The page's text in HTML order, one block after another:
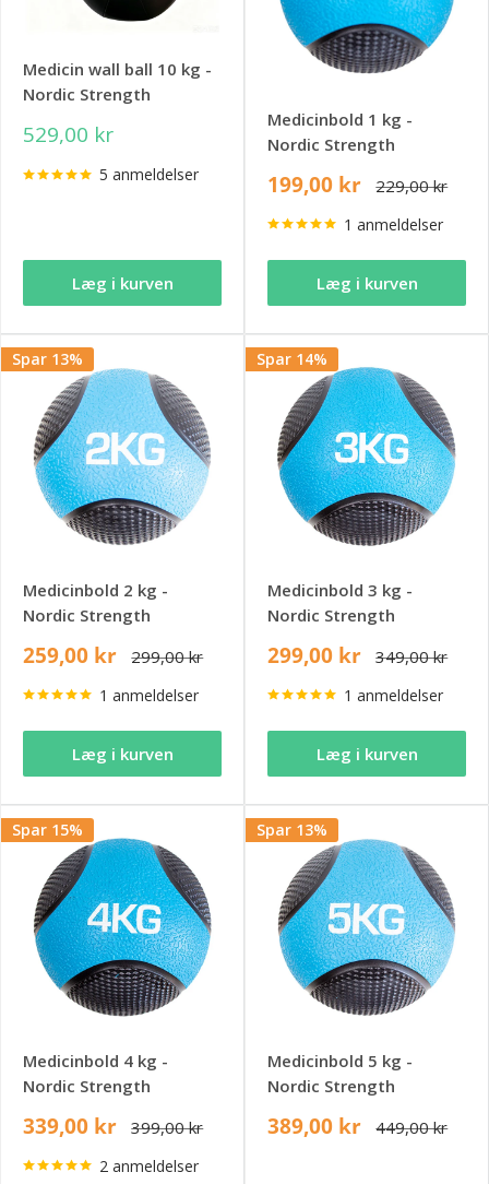
Medicin wall ball 10 kg -
Nordic Strength
529,00 kr
5 anmeldelser
Læg i kurven
Medicinbold 1 kg -
Nordic Strength
199,00 kr 229,00 kr
1 anmeldelser
Læg i kurven
Spar 13%
Medicinbold 2 kg -
Nordic Strength
259,00 kr 299,00 kr
1 anmeldelser
Læg i kurven
Spar 14%
Medicinbold 3 kg -
Nordic Strength
299,00 kr 349,00 kr
1 anmeldelser
Læg i kurven
Spar 15%
Medicinbold 4 kg -
Nordic Strength
339,00 kr 399,00 kr
2 anmeldelser
Spar 13%
Medicinbold 5 kg -
Nordic Strength
389,00 kr 449,00 kr